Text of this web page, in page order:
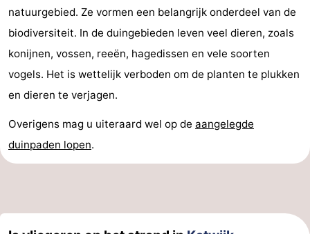
natuurgebied. Ze vormen een belangrijk onderdeel van de
biodiversiteit. In de duingebieden leven veel dieren, zoals
konijnen, vossen, reeën, hagedissen en vele soorten
vogels. Het is wettelijk verboden om de planten te plukken
en dieren te verjagen.
Overigens mag u uiteraard wel op de aangelegde
duinpaden lopen.